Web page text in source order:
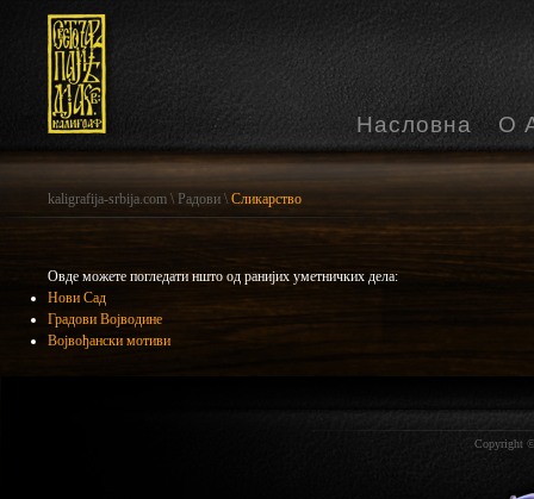
Насловна О
kaligrafija-srbija.com \ Радови \ Сликарство
Овде можете погледати ншто од ранијих уметничких дела:
Нови Сад
Градови Војводине
Војвођански мотиви
Copyright